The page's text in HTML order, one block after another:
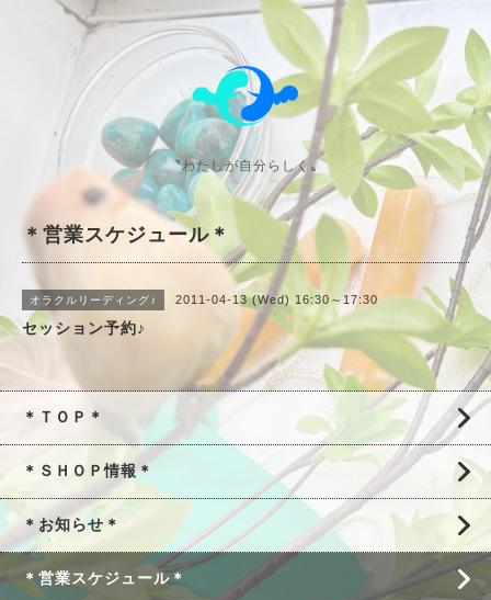
〝わたしが自分らしく〟
＊営業スケジュール＊
オラクルリーディング♪ 2011-04-13 (Wed) 16:30～17:30
セッション予約♪
＊ＴＯＰ＊
＊ＳＨＯＰ情報＊
＊お知らせ＊
＊営業スケジュール＊